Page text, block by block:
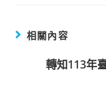
相關內容
轉知113年